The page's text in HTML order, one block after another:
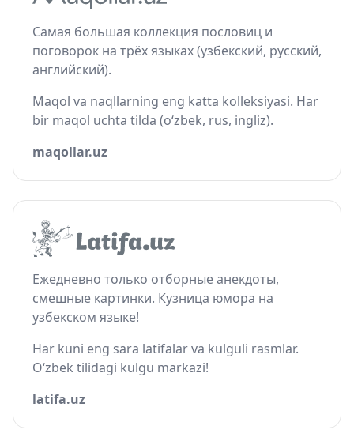
Самая большая коллекция пословиц и
поговорок на трёх языках (узбекский, русский,
английский).
Maqol va naqllarning eng katta kolleksiyasi. Har
bir maqol uchta tilda (o‘zbek, rus, ingliz).
maqollar.uz
Ежедневно только отборные анекдоты,
смешные картинки. Кузница юмора на
узбекском языке!
Har kuni eng sara latifalar va kulguli rasmlar.
O‘zbek tilidagi kulgu markazi!
latifa.uz